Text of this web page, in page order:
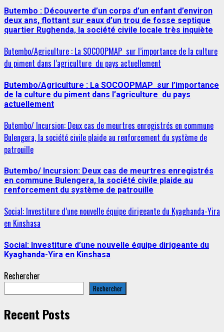
Butembo : Découverte d’un corps d’un enfant d’environ
deux ans, flottant sur eaux d’un trou de fosse septique
quartier Rughenda, la société civile locale très inquiète
Butembo/Agriculture : La SOCOOPMAP sur l’importance de la culture
du piment dans l’agriculture du pays actuellement
Butembo/Agriculture : La SOCOOPMAP sur l’importance
de la culture du piment dans l’agriculture du pays
actuellement
Butembo/ Incursion: Deux cas de meurtres enregistrés en commune
Bulengera, la société civile plaide au renforcement du système de
patrouille
Butembo/ Incursion: Deux cas de meurtres enregistrés
en commune Bulengera, la société civile plaide au
renforcement du système de patrouille
Social: Investiture d’une nouvelle équipe dirigeante du Kyaghanda-Yira
en Kinshasa
Social: Investiture d’une nouvelle équipe dirigeante du
Kyaghanda-Yira en Kinshasa
Rechercher
Rechercher
Recent Posts